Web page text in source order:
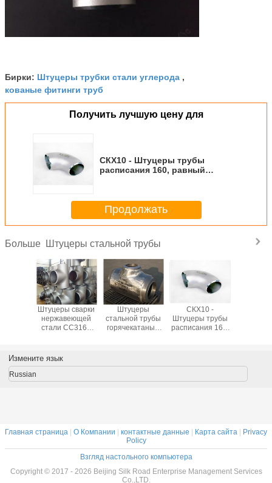
Бирки: Штуцеры трубки стали углерода ,
кованые фитинги труб
Получить лучшую цену для
СКХ10 - Штуцеры трубы
расписания 160, равный
Продолжать
Больше Штуцеры стальной трубы
трубы
для
Штуцеры сварки
нержавеющей
стали СС316Л
промышленные
штуцеры трубы
Штуцеры
стальной трубы
горячекатаные
P5 P9 T11
СКХ10 -
Штуцеры трубы
расписания 160,
тройника
Измените язык
Russian
Главная страница | О Компании | контактные данные | Карта сайта | Privacy
Policy
Взгляд настольного компьютера
Copyright © 2017 - 2026 Beijing Silk Road Enterprise Management Services
Co.,LTD.